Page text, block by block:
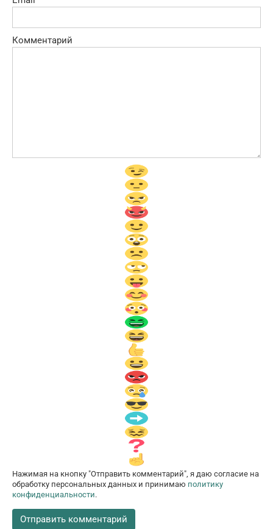
Комментарий
Нажимая на кнопку "Отправить комментарий", я даю согласие на
обработку персональных данных и принимаю политику
конфиденциальности.